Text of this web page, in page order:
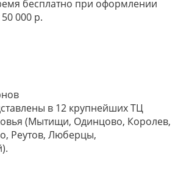
бесплатно при оформлении
000 р.
в 12 крупнейших ТЦ
(Мытищи, Одинцово, Королев,
Реутов, Люберцы,